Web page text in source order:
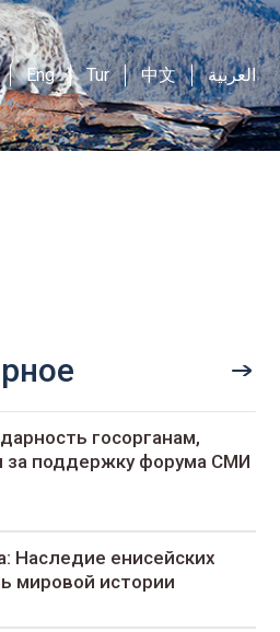
Eng Tur 中文 العربية
госорганам,
за поддержку форума СМИ
Наследие енисейских
мировой истории